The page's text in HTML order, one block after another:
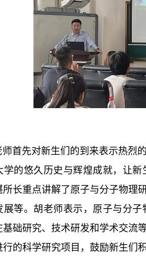
师首先对新生们的到来表示热烈
学的悠久历史与辉煌成就，让
所长重点讲解了原子与分子物理
展等。胡老师表示，原子与分
基础研究、技术研发和学术交流
的科学研究项目，鼓励新生们